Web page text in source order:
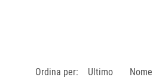
Ordina per: Ultimo Nome